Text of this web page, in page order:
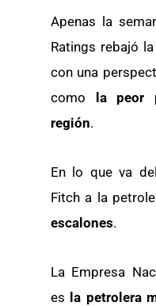
Apenas la
Ratings rebajó
con una
como
la peor
región.
En lo que va
Fitch a la
escalones.
La Empresa
es la petrolera